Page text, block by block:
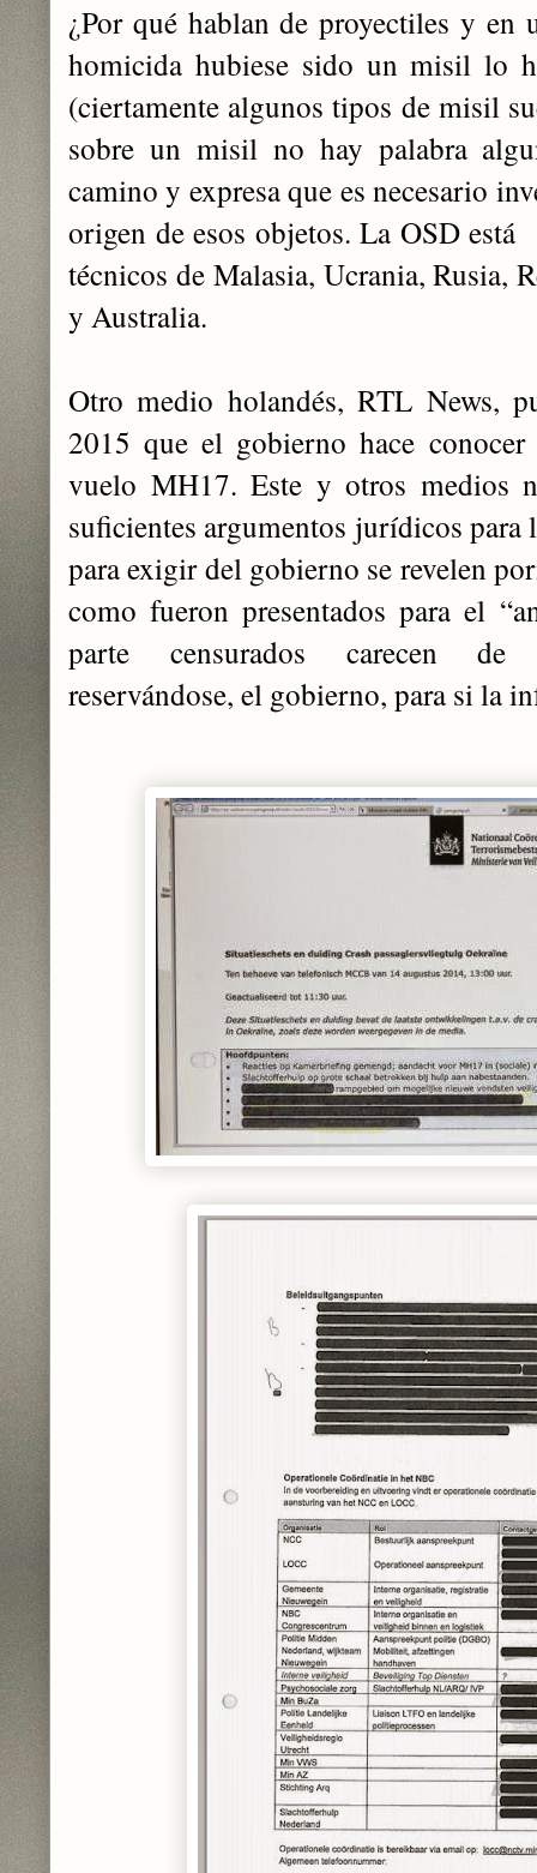
¿Por qué hablan de proyectiles y en
homicida hubiese sido un misil lo
(ciertamente algunos tipos de misil
sobre un misil no hay palabra
camino y expresa que es necesario
origen de esos objetos. La OSD está
técnicos de Malasia, Ucrania, Rusia,
y Australia.
Otro medio holandés, RTL News,
2015 que el gobierno hace conocer
vuelo MH17. Este y otros medios
suficientes argumentos jurídicos para
para exigir del gobierno se revelen
como fueron presentados para el
parte censurados carecen de
reservándose, el gobierno, para si la